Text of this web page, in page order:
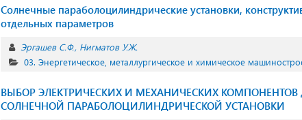
Солнечные параболоцилиндрические установки,
отдельных параметров
Эргашев С.Ф. Нигматов У.Ж.
03. Энергетическое, металлургическое и химическое
ВЫБОР ЭЛЕКТРИЧЕСКИХ И МЕХАНИЧЕСКИХ КОМПОНЕНТОВ
СОЛНЕЧНОЙ ПАРАБОЛОЦИЛИНДРИЧЕСКОЙ УСТАНОВКИ